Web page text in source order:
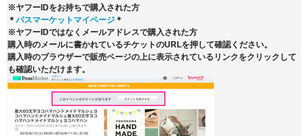
※ヤフーIDをお持ちで購入された方
＊ パスマーケットマイページ ＊
※ヤフーIDではなくメールアドレスで購入された方
購入時のメールに書かれているチケットのURLを押して確認ください。
購入時のブラウザーで販売ページの上に表示されているリンクをクリックして
も確認いただけます。